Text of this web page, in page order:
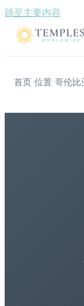
跳至主要内容
首页/位置 /哥伦比